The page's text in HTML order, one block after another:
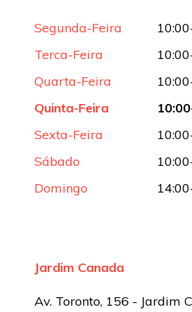
Segunda-Feira
Terca-Feira
Quarta-Feira
Quinta-Feira
Sexta-Feira
Sábado
Domingo
Jardim Canada
Av. Toronto, 156 - Jardim